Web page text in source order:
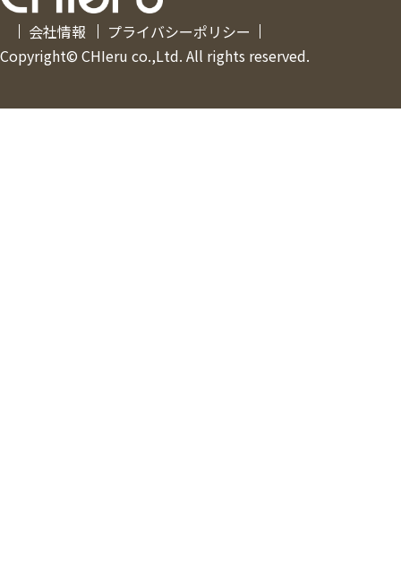
会社情報
プライバシーポリシー
Copyright© CHIeru co.,Ltd. All rights reserved.